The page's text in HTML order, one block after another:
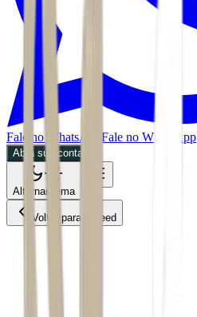
Fale no WhatsApp Fale no WhatsApp
Abra sua conta
Alternar tema
Voltar para o Feed